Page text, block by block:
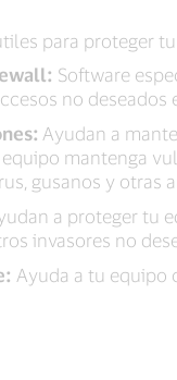
para proteger
Software
no deseados
Ayudan a
mantenga
gusanos y otras
a proteger tu
invasores no
Ayuda a tu equipo